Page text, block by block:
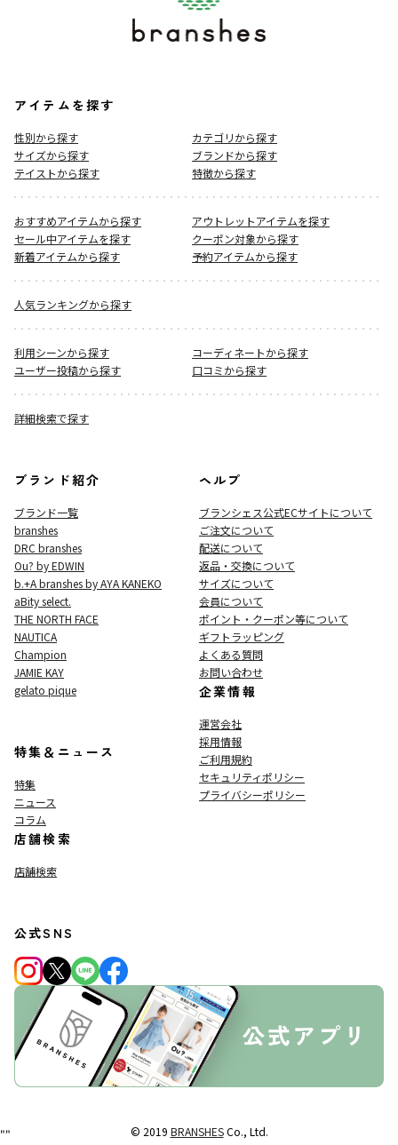
アイテムを探す
性別から探す
カテゴリから探す
サイズから探す
ブランドから探す
テイストから探す
特徴から探す
おすすめアイテムから探す
アウトレットアイテムを探す
セール中アイテムを探す
クーポン対象から探す
新着アイテムから探す
予約アイテムから探す
人気ランキングから探す
利用シーンから探す
コーディネートから探す
ユーザー投稿から探す
口コミから探す
詳細検索で探す
ブランド紹介
ブランド一覧
branshes
DRC branshes
Ou? by EDWIN
b.+A branshes by AYA KANEKO
aBity select.
THE NORTH FACE
NAUTICA
Champion
JAMIE KAY
gelato pique
特集＆ニュース
特集
ニュース
コラム
店舗検索
店舗検索
ヘルプ
ブランシェス公式ECサイトについて
ご注文について
配送について
返品・交換について
サイズについて
会員について
ポイント・クーポン等について
ギフトラッピング
よくある質問
お問い合わせ
企業情報
運営会社
採用情報
ご利用規約
セキュリティポリシー
プライバシーポリシー
公式SNS
© 2019 BRANSHESCo., Ltd.
""